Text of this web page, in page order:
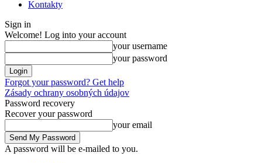
Kontakty
Sign in
Welcome! Log into your account
your username
your password
Forgot your password? Get help
Zásady ochrany osobných údajov
Password recovery
Recover your password
your email
A password will be e-mailed to you.